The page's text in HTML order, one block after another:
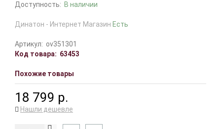
Доступность: В наличии
Динатон - Интернет Магазин Есть
Артикул: ov351301
Код товара: 63453
Похожие товары
18 799 р.
Нашли дешевле